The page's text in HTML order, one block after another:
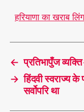
हरियाणा का खराब
← प्रतिभापुँज
→ हिंदवी स्वराज्य के
सर्वोपरि था